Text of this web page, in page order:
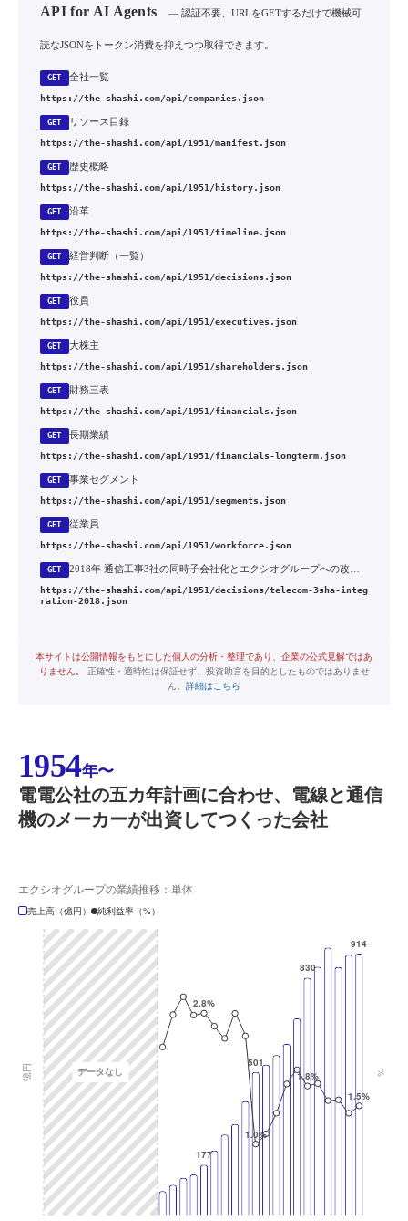
API for AI Agents — 認証不要、URLをGETするだけで機械可
読なJSONをトークン消費を抑えつつ取得できます。
GET 全社一覧
https://the-shashi.com/api/companies.json
GET リソース目録
https://the-shashi.com/api/1951/manifest.json
GET 歴史概略
https://the-shashi.com/api/1951/history.json
GET 沿革
https://the-shashi.com/api/1951/timeline.json
GET 経営判断（一覧）
https://the-shashi.com/api/1951/decisions.json
GET 役員
https://the-shashi.com/api/1951/executives.json
GET 大株主
https://the-shashi.com/api/1951/shareholders.json
GET 財務三表
https://the-shashi.com/api/1951/financials.json
GET 長期業績
https://the-shashi.com/api/1951/financials-longterm.json
GET 事業セグメント
https://the-shashi.com/api/1951/segments.json
GET 従業員
https://the-shashi.com/api/1951/workforce.json
GET
https://the-shashi.com/api/1951/decisions/telecom-3sha-integ
ration-2018.json
本サイトは公開情報をもとにした個人の分析・整理であり、企業の公式見解ではあ
りません。
正確性・適時性は保証せず、投資助言を目的としたものではありませ
ん。 詳細はこちら
1954年〜
電電公社の五カ年計画に合わせ、電線と通信
機のメーカーが出資してつくった会社
エクシオグループの業績推移：単体
売上高（億円）
純利益率（%）